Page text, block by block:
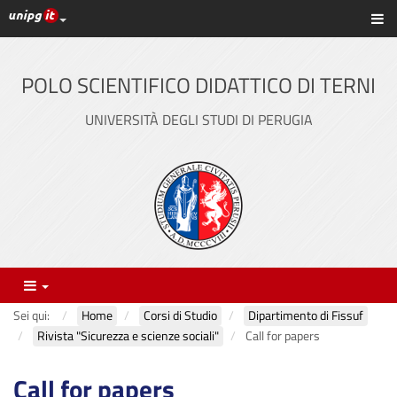
Vai
al
principale
Link ai principali servizi web di Ateneo
POLO SCIENTIFICO DIDATTICO DI TERNI
UNIVERSITÀ DEGLI STUDI DI PERUGIA
Menu
Sei qui: Home Corsi di Studio
Dipartimento di Fissuf
Rivista "Sicurezza e scienze sociali"
Call for papers
Call for papers